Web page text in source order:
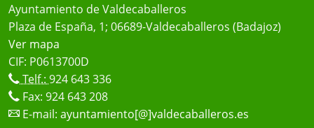
Ayuntamiento de Valdecaballeros
Plaza de España, 1; 06689-Valdecaballeros (Badajoz)
Ver mapa
CIF: P0613700D
Telf.: 924 643 336
Fax: 924 643 208
E-mail: ayuntamiento[@]valdecaballeros.es